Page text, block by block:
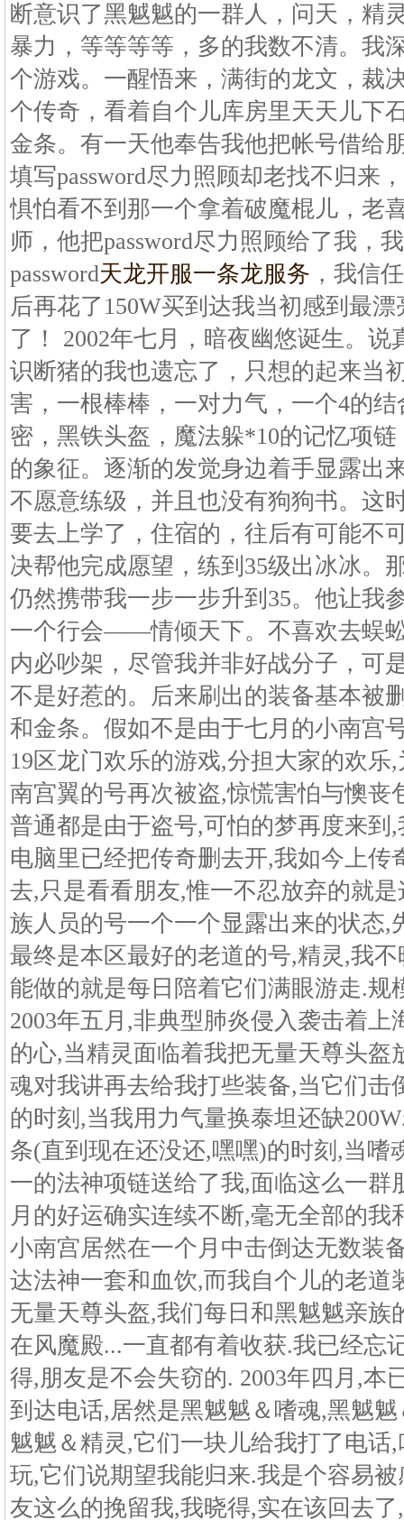
断意识了黑魆魆的一群人，问天，精
暴力，等等等等，多的我数不清。我
个游戏。一醒悟来，满街的龙文，裁
个传奇，看着自个儿库房里天天儿下
金条。有一天他奉告我他把帐号借给
填写password尽力照顾却老找不归来
惧怕看不到那一个拿着破魔棍儿，老
师，他把password尽力照顾给了我，
password天龙开服一条龙服务 ，我信
后再花了150W买到达我当初感到最
了！ 2002年七月，暗夜幽悠诞生。
识断猪的我也遗忘了，只想的起来当
害，一根棒棒，一对力气，一个4的
密，黑铁头盔，魔法躲*10的记忆项
的象征。逐渐的发觉身边着手显露出
不愿意练级，并且也没有狗狗书。这
要去上学了，住宿的，往后有可能不
决帮他完成愿望，练到35级出冰冰。
仍然携带我一步一步升到35。他让我
一个行会――情倾天下。不喜欢去蜈
内必吵架，尽管我并非好战分子，可
不是好惹的。后来刷出的装备基本被
和金条。假如不是由于七月的小南宫
19区龙门欢乐的游戏,分担大家的欢乐
南宫翼的号再次被盗,惊慌害怕与懊丧
普通都是由于盗号,可怕的梦再度来到
电脑里已经把传奇删去开,我如今上传
去,只是看看朋友,惟一不忍放弃的就
族人员的号一个一个显露出来的状态,
最终是本区最好的老道的号,精灵,我
能做的就是每日陪着它们满眼游走.规
2003年五月,非典型肺炎侵入袭击着
的心,当精灵面临着我把无量天尊头盔
魂对我讲再去给我打些装备,当它们击
的时刻,当我用力气量换泰坦还缺
条(直到现在还没还,嘿嘿)的时刻,当嗜
一的法神项链送给了我,面临这么一群
月的好运确实连续不断,毫无全部的我
小南宫居然在一个月中击倒达无数装
达法神一套和血饮,而我自个儿的老道
无量天尊头盔,我们每日和黑魆魆亲族
在风魔殿...一直都有着收获.我已经忘
得,朋友是不会失窃的. 2003年四月,本
到达电话,居然是黑魆魆＆嗜魂,黑魆
魆魆＆精灵,它们一块儿给我打了电话
玩,它们说期望我能归来.我是个容易
友这么的挽留我,我晓得,实在该回去